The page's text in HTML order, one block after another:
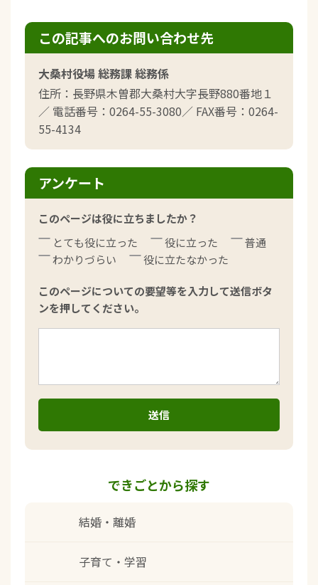
この記事へのお問い合わせ先
大桑村役場 総務課 総務係
住所：長野県木曽郡大桑村大字長野880番地１
／ 電話番号：0264-55-3080／ FAX番号：0264-
55-4134
アンケート
このページは役に立ちましたか？
とても役に立った
役に立った
普通
わかりづらい
役に立たなかった
このページについての要望等を入力して送信ボタ
ンを押してください。
できごとから探す
結婚・離婚
子育て・学習